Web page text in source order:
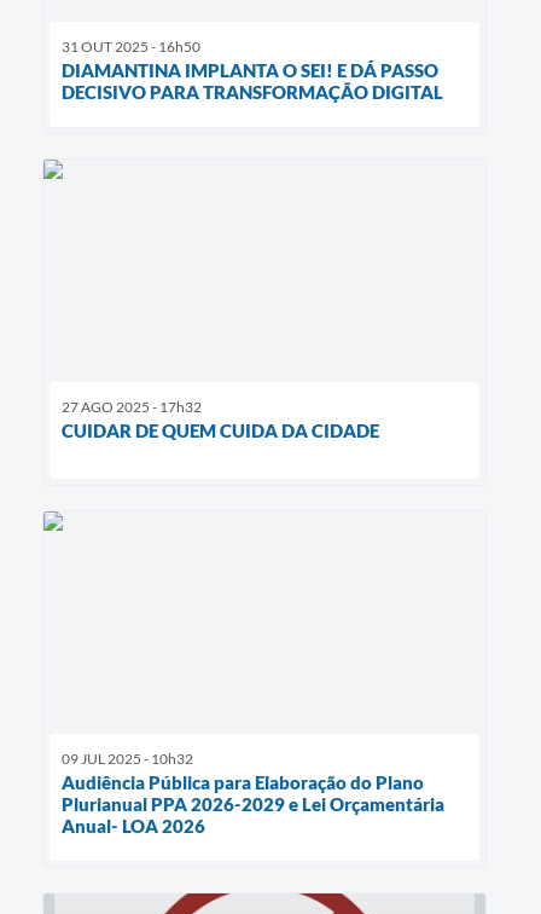
31 OUT 2025 - 16h50
DIAMANTINA IMPLANTA O SEI! E DÁ PASSO
DECISIVO PARA TRANSFORMAÇÃO DIGITAL
27 AGO 2025 - 17h32
CUIDAR DE QUEM CUIDA DA CIDADE
09 JUL 2025 - 10h32
Audiência Pública para Elaboração do Plano
Plurianual PPA 2026-2029 e Lei Orçamentária
Anual- LOA 2026